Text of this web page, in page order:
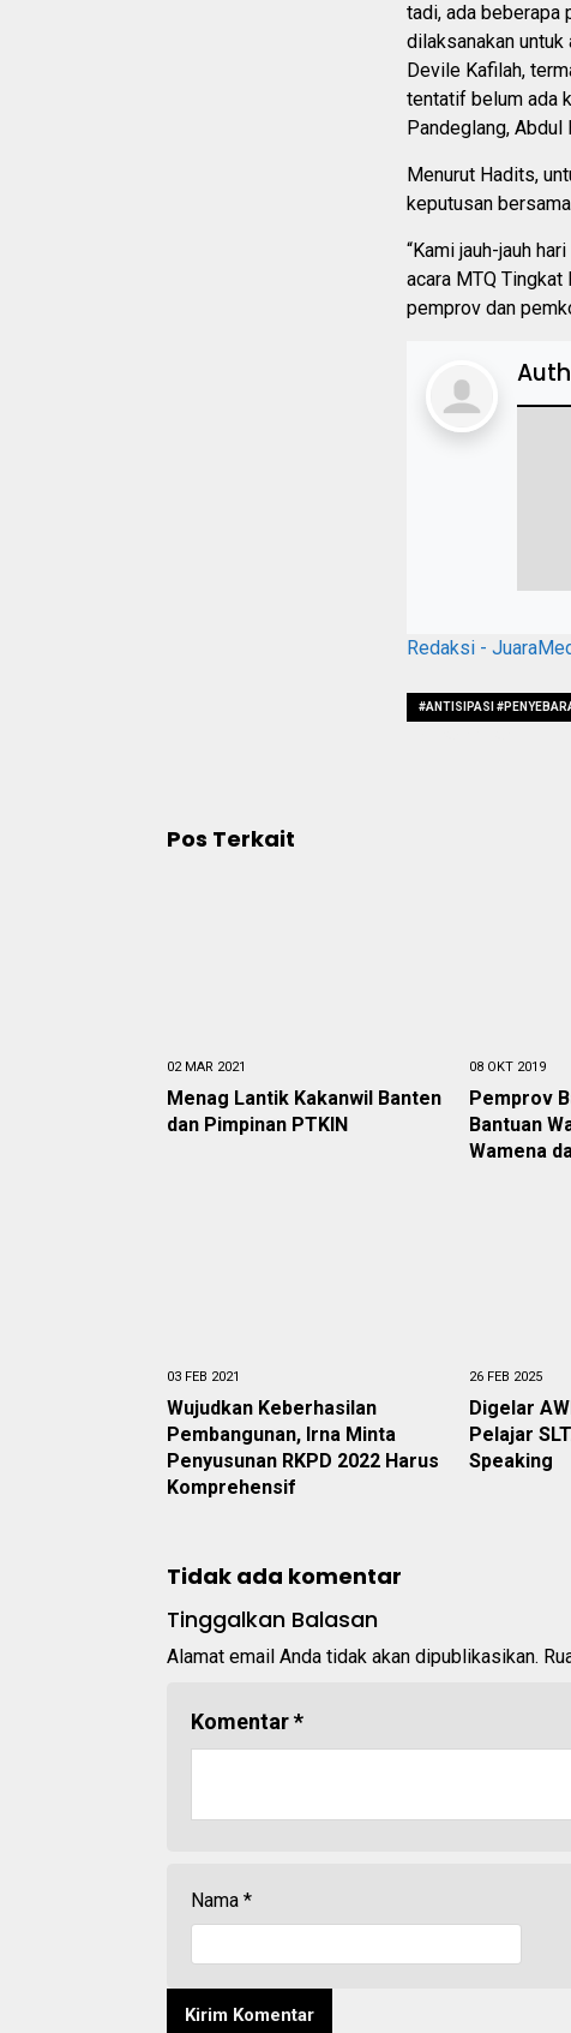
tadi, ada beberapa
dilaksanakan untuk
Devile Kafilah,
tentatif belum ada
Pandeglang,
Menurut Hadits,
keputusan
“Kami jauh-jauh
acara MTQ
pemprov dan
Redaksi -
#ANTISIPASI
Pos Terkait
02 MAR 2021
Menag Lantik Kakanwil Banten
dan Pimpinan PTKIN
08 OKT 2019
Pemprov
Bantuan
Wamena
03 FEB 2021
Wujudkan Keberhasilan
Pembangunan, Irna Minta
Penyusunan RKPD 2022 Harus
Komprehensif
26 FEB 2025
Digelar
Pelajar
Speaking
Tidak ada komentar
Tinggalkan Balasan
Alamat email Anda tidak akan dipublikasikan.
Komentar*
Nama *